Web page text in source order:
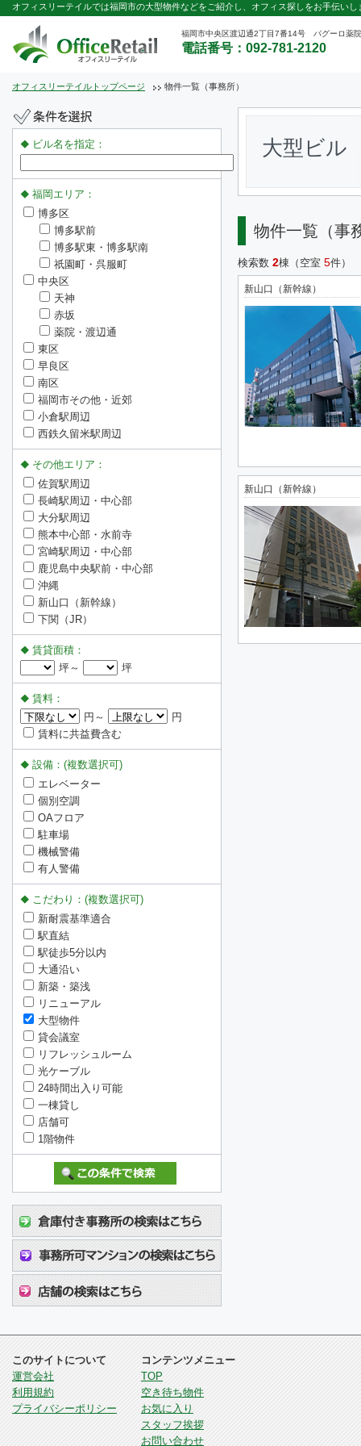
オフィスリーテイルでは福岡市の大型物件などをご紹介し、オフィス探しをお手伝いし
福岡市中央区渡辺通2丁目7番14号 パグーロ薬
電話番号：092-781-2120
オフィスリーテイルトップページ 物件一覧（事務所）
大型ビル
物件一覧（事
検索数 2棟（空室 5件）
新山口（新幹線）
新山口（新幹線）
ビル名を指定：
福岡エリア：
博多区
博多駅前
博多駅東・博多駅南
祇園町・呉服町
中央区
天神
赤坂
薬院・渡辺通
東区
早良区
南区
福岡市その他・近郊
小倉駅周辺
西鉄久留米駅周辺
その他エリア：
佐賀駅周辺
長崎駅周辺・中心部
大分駅周辺
熊本中心部・水前寺
宮崎駅周辺・中心部
鹿児島中央駅前・中心部
沖縄
新山口（新幹線）
下関（JR）
賃貸面積：
坪～
坪
賃料：
円～
円
賃料に共益費含む
設備：(複数選択可)
エレベーター
個別空調
OAフロア
駐車場
機械警備
有人警備
こだわり：(複数選択可)
新耐震基準適合
駅直結
駅徒歩5分以内
大通沿い
新築・築浅
リニューアル
大型物件
貸会議室
リフレッシュルーム
光ケーブル
24時間出入り可能
一棟貸し
店舗可
1階物件
このサイトについて
運営会社
利用規約
プライバシーポリシー
コンテンツメニュー
TOP
空き待ち物件
お気に入り
スタッフ挨拶
お問い合わせ